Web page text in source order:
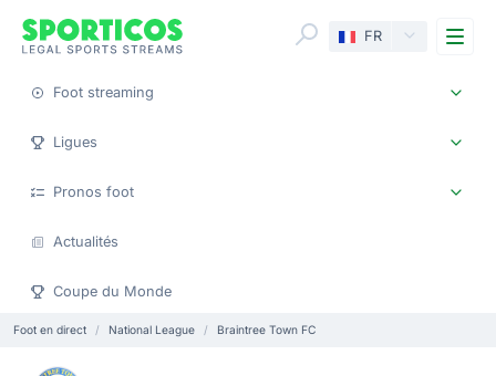
FR
Foot streaming
Ligues
Pronos foot
Actualités
Coupe du Monde
Foot en direct National League Braintree Town FC